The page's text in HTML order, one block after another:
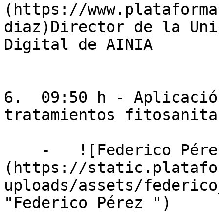
(https://
diaz)Director de la
Digital de AINIA
6.  09:50 h -
tratamientos
(https://
uploads/assets/
"Federico Pérez ")